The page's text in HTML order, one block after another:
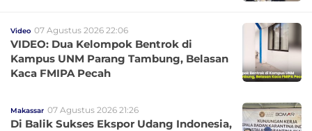
Video 07 Agustus 2026 22:06
VIDEO: Dua Kelompok Bentrok di
Kampus UNM Parang Tambung, Belasan
Kaca FMIPA Pecah
Makassar 07 Agustus 2026 21:26
Di Balik Sukses Ekspor Udang Indonesia,